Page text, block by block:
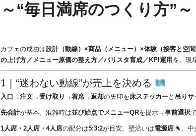
～“毎日満席のつくり方”～
カフェの成功は設計（動線）×商品（メニュー）×体験（接客と空
の上げ方／メニュー原価の整え方／バリスタ育成／KPI運用 を、現
1｜“迷わない動線”が売上を決める
入口→注文→受け取り→着席→返却の矢印を床ステッカーと 吊りサ
先会計が基本。混雑時は並び始点でメニューQRを提示→事前選択
1人席・2人席・4人席の配分は5:3:2が目安。壁沿いは電源席 、